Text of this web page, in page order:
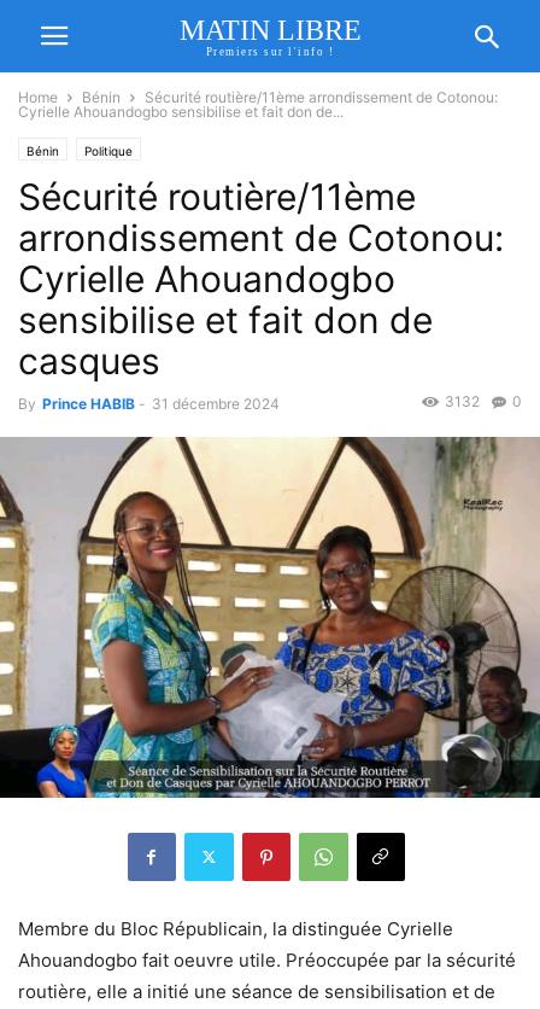
MATIN LIBRE
Premiers sur l'info !
Home Bénin
Sécurité routière/11ème arrondissement de Cotonou:
Cyrielle Ahouandogbo sensibilise et fait don de...
Bénin Politique
Sécurité routière/11ème
arrondissement de Cotonou:
Cyrielle Ahouandogbo
sensibilise et fait don de
casques
By Prince HABIB - 31 décembre 2024 0
3132
Membre du Bloc Républicain, la distinguée Cyrielle
Ahouandogbo fait oeuvre utile. Préoccupée par la sécurité
routière, elle a initié une séance de sensibilisation et de